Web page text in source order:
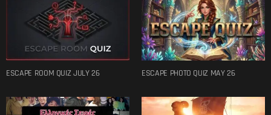
ESCAPE ROOM QUIZ JULY 26 ESCAPE PHOTO QUIZ MAY 26